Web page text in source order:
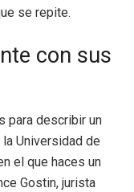
se repite.
con sus
para describir un
Universidad de
el que haces un
Gostin, jurista